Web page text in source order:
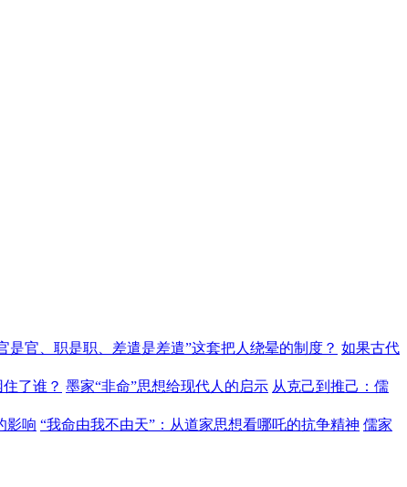
是官、职是职、差遣是差遣”这套把人绕晕的制度？ 如果古代
了谁？ 墨家“非命”思想给现代人的启示 从克己到推己：儒
影响 “我命由我不由天”：从道家思想看哪吒的抗争精神 儒家